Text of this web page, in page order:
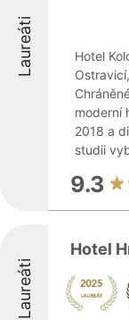
Laureáti
Hotel
moderní
2018 a
studii
9.3
Laureáti
Hotel